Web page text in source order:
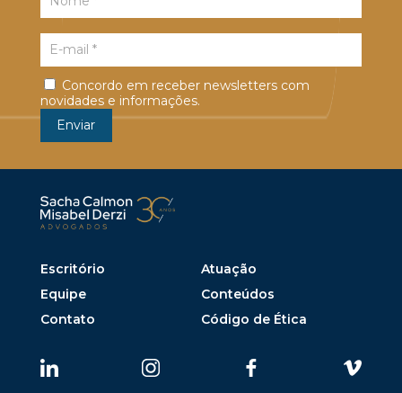
Concordo em receber newsletters com
novidades e informações.
Escritório
Atuação
Equipe
Conteúdos
Contato
Código de Ética